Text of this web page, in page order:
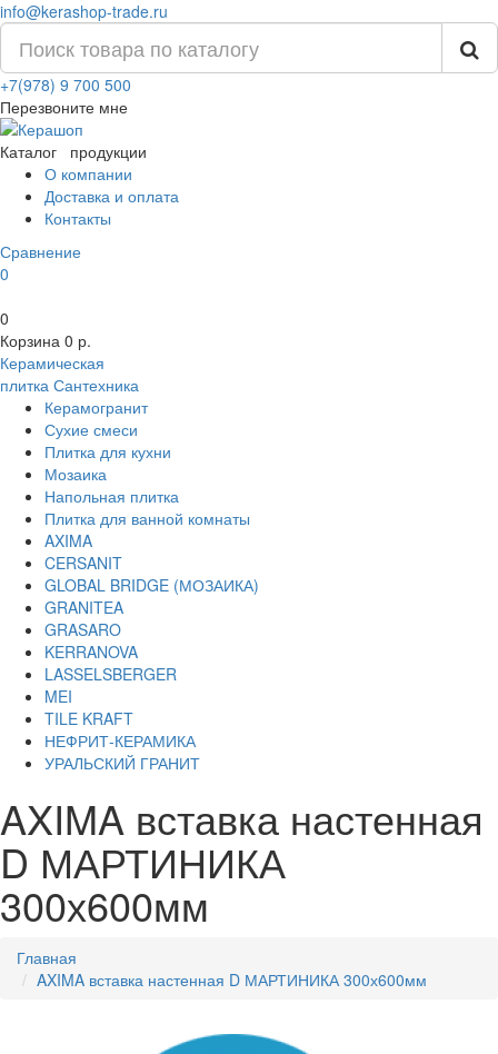
info@kerashop-trade.ru
+7(978) 9 700 500
Перезвоните мне
Каталог
продукции
О компании
Доставка и оплата
Контакты
Сравнение
0
0
Корзина 0 р.
Керамическая
плитка Сантехника
Керамогранит
Сухие смеси
Плитка для кухни
Мозаика
Напольная плитка
Плитка для ванной комнаты
AXIMA
CERSANIT
GLOBAL BRIDGE (МОЗАИКА)
GRANITEA
GRASARO
KERRANOVA
LASSELSBERGER
MEI
TILE KRAFT
НЕФРИТ-КЕРАМИКА
УРАЛЬСКИЙ ГРАНИТ
AXIMA вставка настенная
D МАРТИНИКА
300х600мм
Главная
AXIMA вставка настенная D МАРТИНИКА 300х600мм